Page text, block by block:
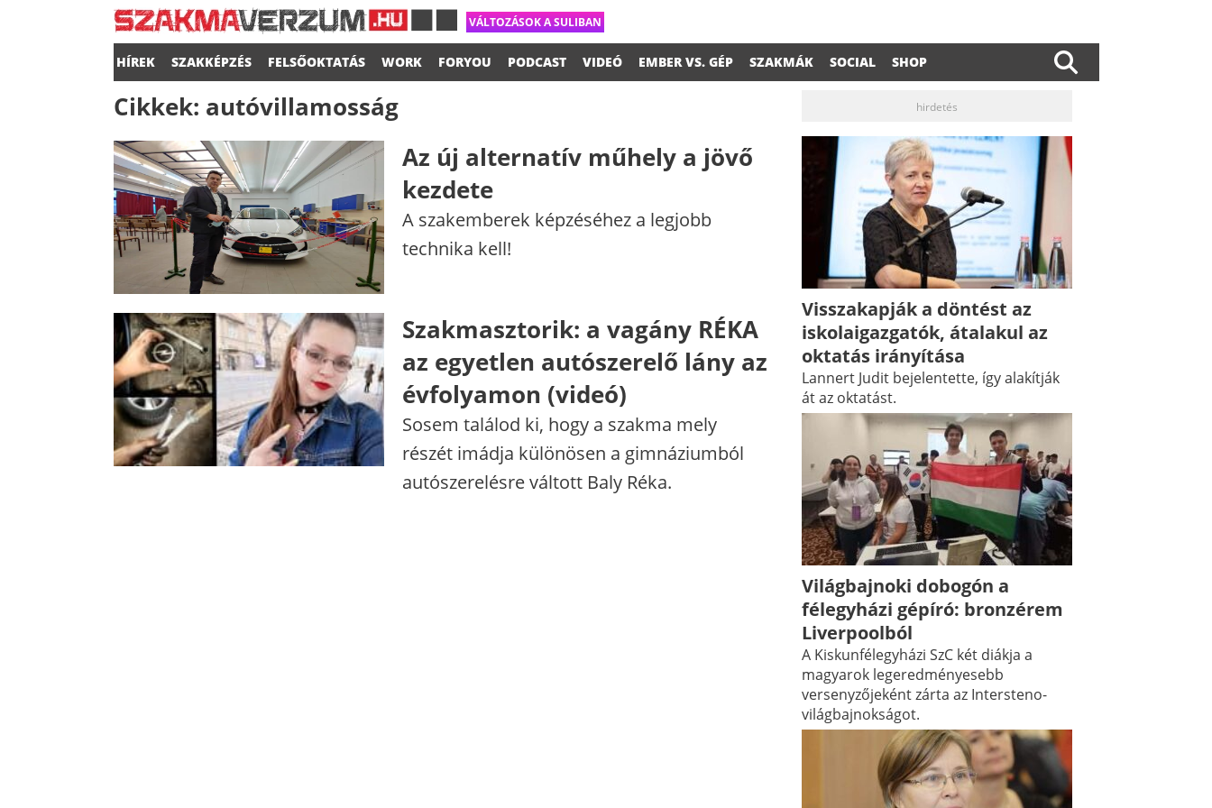
VÁLTOZÁSOK A SULIBAN
HÍREK SZAKKÉPZÉS FELSŐOKTATÁS WORK FORYOU PODCAST VIDEÓ EMBER VS. GÉP SZAKMÁK SOCIAL SHOP
Cikkek: autóvillamosság
Az új alternatív műhely a jövő
kezdete
A szakemberek képzéséhez a legjobb
technika kell!
Szakmasztorik: a vagány RÉKA
az egyetlen autószerelő lány az
évfolyamon (videó)
Sosem találod ki, hogy a szakma mely
részét imádja különösen a gimnáziumból
autószerelésre váltott Baly Réka.
hirdetés
Visszakapják a döntést az
iskolaigazgatók, átalakul az
oktatás irányítása
Lannert Judit bejelentette, így alakítják
át az oktatást.
Világbajnoki dobogón a
félegyházi gépíró: bronzérem
Liverpoolból
A Kiskunfélegyházi SzC két diákja a
magyarok legeredményesebb
versenyzőjeként zárta az Intersteno-
világbajnokságot.